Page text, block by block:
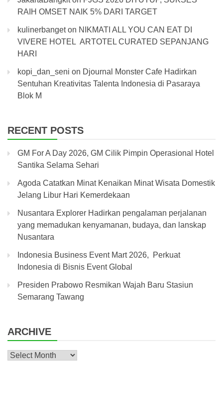
RAIH OMSET NAIK 5% DARI TARGET
kulinerbangeton NIKMATI ALL YOU CAN EAT DI
VIVERE HOTEL ARTOTEL CURATED SEPANJANG
HARI
kopi_dan_seni on Djournal Monster Cafe Hadirkan
Sentuhan Kreativitas Talenta Indonesia di Pasaraya
Blok M
RECENT POSTS
GM For A Day 2026, GM Cilik Pimpin Operasional Hotel
Santika Selama Sehari
Agoda Catatkan Minat Kenaikan Minat Wisata Domestik
Jelang Libur Hari Kemerdekaan
Nusantara Explorer Hadirkan pengalaman perjalanan
yang memadukan kenyamanan, budaya, dan lanskap
Nusantara
Indonesia Business Event Mart 2026, Perkuat
Indonesia di Bisnis Event Global
Presiden Prabowo Resmikan Wajah Baru Stasiun
Semarang Tawang
ARCHIVE
Archive